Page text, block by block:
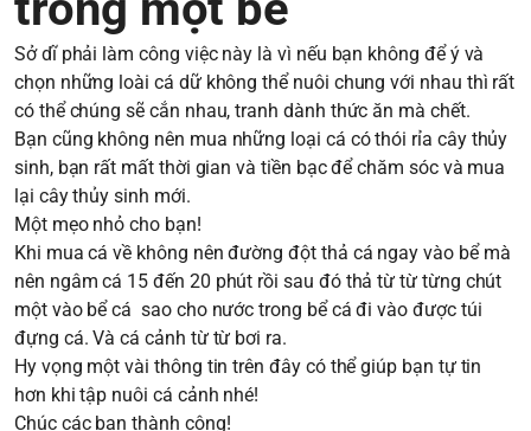
Sở dĩ phải làm công việc này là vì nếu bạn không để ý và
chọn những loài cá dữ không thể nuôi chung với nhau thì rất
có thể chúng sẽ cắn nhau, tranh dành thức ăn mà chết.
Bạn cũng không nên mua những loại cá có thói rỉa cây thủy
sinh, bạn rất mất thời gian và tiền bạc để chăm sóc và mua
lại cây thủy sinh mới.
Một mẹo nhỏ cho bạn!
Khi mua cá về không nên đường đột thả cá ngay vào bể mà
nên ngâm cá 15 đến 20 phút rồi sau đó thả từ từ từng chút
một vào bể cá sao cho nước trong bể cá đi vào được túi
đựng cá. Và cá cảnh từ từ bơi ra.
Hy vọng một vài thông tin trên đây có thể giúp bạn tự tin
hơn khi tập nuôi cá cảnh nhé!
Chúc các bạn thành công!